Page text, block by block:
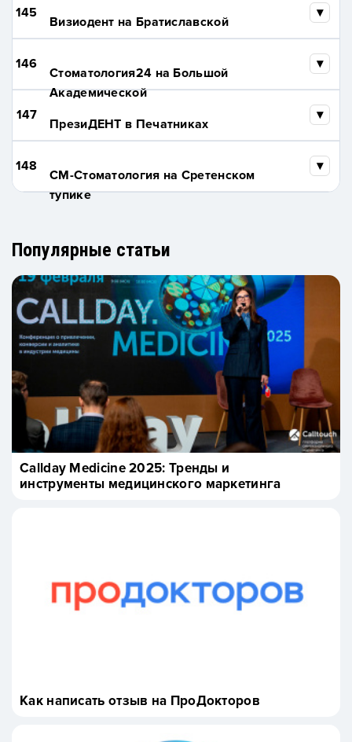
145
Визиодент на Братиславской
146
Стоматология24 на Большой
Академической
147
ПрезиДЕНТ в Печатниках
148
СМ-Стоматология на Сретенском
тупике
Популярные статьи
Callday Medicine 2025: Тренды и
инструменты медицинского маркетинга
Как написать отзыв на ПроДокторов